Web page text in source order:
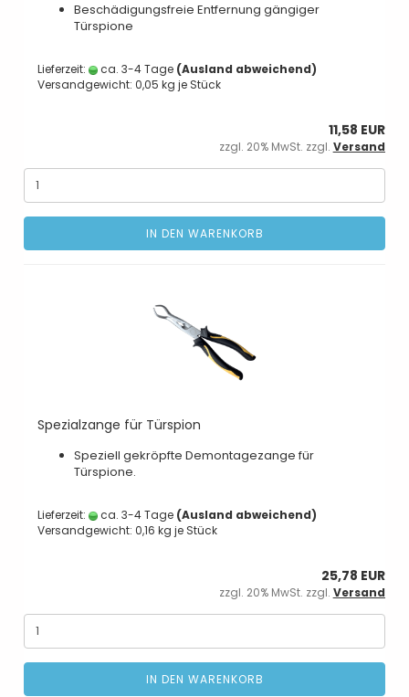
Beschädigungsfreie Entfernung gängiger
Türspione
Lieferzeit: ca. 3-4 Tage (Ausland abweichend)
Versandgewicht:0,05 kg je Stück
11,58 EUR
zzgl. 20% MwSt. zzgl. Versand
IN DEN WARENKORB
Spezialzange für Türspion
Speziell gekröpfte Demontagezange für
Türspione.
Lieferzeit: ca. 3-4 Tage (Ausland abweichend)
Versandgewicht:0,16 kg je Stück
25,78 EUR
zzgl. 20% MwSt. zzgl. Versand
IN DEN WARENKORB